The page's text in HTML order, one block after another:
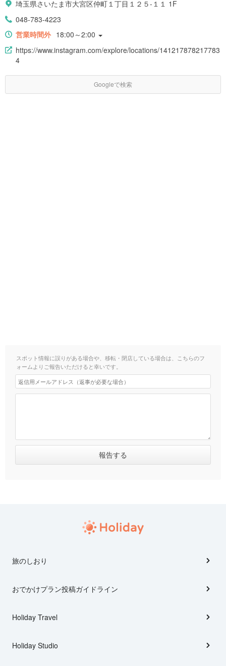
埼玉県さいたま市大宮区仲町１丁目１２５-１１ 1F
048-783-4223
営業時間外 18:00～2:00
https://www.instagram.com/explore/locations/141217878217783
4
Googleで検索
スポット情報に誤りがある場合や、移転・閉店している場合は、こちらのフ
ォームよりご報告いただけると幸いです。
旅のしおり
おでかけプラン投稿ガイドライン
Holiday Travel
Holiday Studio